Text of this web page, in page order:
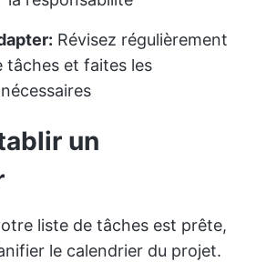
Révisez régulièrement
tâches et faites les
un
liste de tâches est prête,
le calendrier du projet.